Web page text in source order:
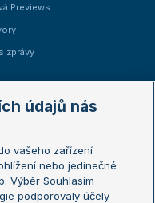
Previews
zprávy
Open
údajů nás
vašeho zařízení
nebo jedinečné
Výběr Souhlasím
podporovaly účely